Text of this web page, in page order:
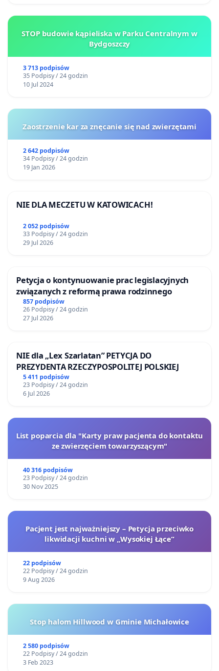
STOP budowie kąpieliska w Parku Centralnym w
Bydgoszczy
3 713 podpisów
35 Podpisy / 24 godzin
10 Jul 2024
Zaostrzenie kar za znęcanie się nad zwierzętami
2 642 podpisów
34 Podpisy / 24 godzin
19 Jan 2026
NIE DLA MECZETU W KATOWICACH!
2 052 podpisów
33 Podpisy / 24 godzin
29 Jul 2026
Petycja o kontynuowanie prac legislacyjnych
związanych z reformą prawa rodzinnego
857 podpisów
26 Podpisy / 24 godzin
27 Jul 2026
NIE dla „Lex Szarlatan” PETYCJA DO
PREZYDENTA RZECZYPOSPOLITEJ POLSKIEJ
5 411 podpisów
23 Podpisy / 24 godzin
6 Jul 2026
List poparcia dla "Karty praw pacjenta do kontaktu
ze zwierzęciem towarzyszącym"
40 316 podpisów
23 Podpisy / 24 godzin
30 Nov 2025
Pacjent jest najważniejszy – Petycja przeciwko
likwidacji kuchni w „Wysokiej Łące”
22 podpisów
22 Podpisy / 24 godzin
9 Aug 2026
Stop halom Hillwood w Gminie Michałowice
2 580 podpisów
22 Podpisy / 24 godzin
3 Feb 2023